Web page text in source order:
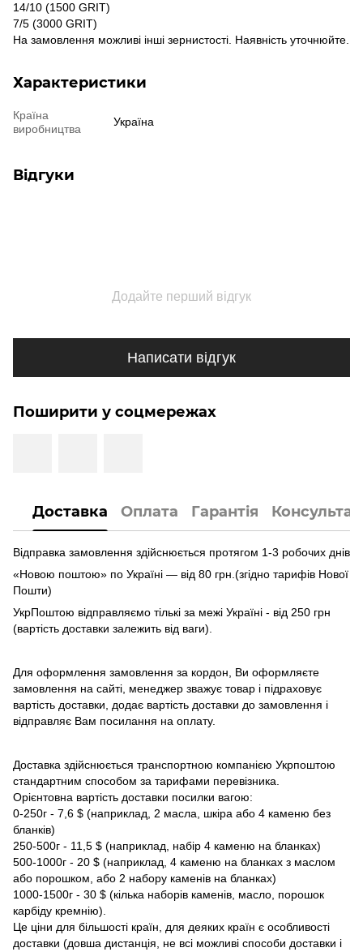
14/10 (1500 GRIT)
7/5 (3000 GRIT)
На замовлення можливі інші зернистості. Наявність уточнюйте.
Характеристики
Країна
виробництва
Україна
Відгуки
Додайте перший відгук
Написати відгук
Поширити у соцмережах
Доставка Оплата Гарантія
Відправка замовлення здійснюється протягом 1-3 робочих днів
«Новою поштою» по Україні — від 80 грн.(згідно тарифів Нової
Пошти)
УкрПоштою відправляємо тількі за межі Україні - від 250 грн
(вартість доставки залежить від ваги).
Для оформлення замовлення за кордон, Ви оформляєте
замовлення на сайті, менеджер зважує товар і підраховує
вартість доставки, додає вартість доставки до замовлення і
відправляє Вам посилання на оплату.
Доставка здійснюється транспортною компанією Укрпоштою
стандартним способом за тарифами перевізника.
Орієнтовна вартість доставки посилки вагою:
0-250г - 7,6 $ (наприклад, 2 масла, шкіра або 4 каменю без
бланків)
250-500г - 11,5 $ (наприклад, набір 4 каменю на бланках)
500-1000г - 20 $ (наприклад, 4 каменю на бланках з маслом
або порошком, або 2 набору каменів на бланках)
1000-1500г - 30 $ (кілька наборів каменів, масло, порошок
карбіду кремнію).
Це ціни для більшості країн, для деяких країн є особливості
доставки (довша дистанція, не всі можливі способи доставки і